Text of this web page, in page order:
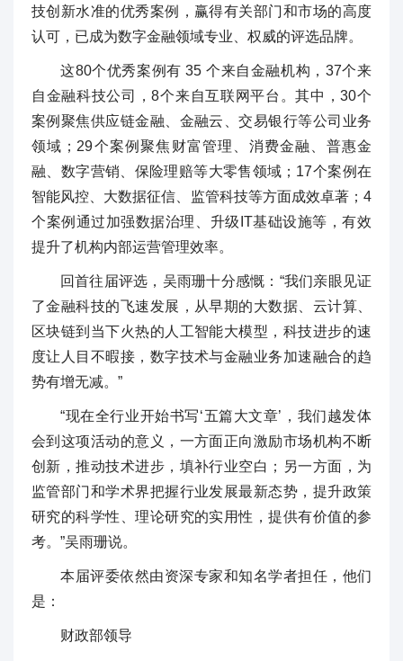
技创新水准的优秀案例，赢得有关部门和市场的高度
认可，已成为数字金融领域专业、权威的评选品牌。
这80个优秀案例有 35 个来自金融机构，37个来
自金融科技公司，8个来自互联网平台。其中，30个
案例聚焦供应链金融、金融云、交易银行等公司业务
领域；29个案例聚焦财富管理、消费金融、普惠金
融、数字营销、保险理赔等大零售领域；17个案例在
智能风控、大数据征信、监管科技等方面成效卓著；4
个案例通过加强数据治理、升级IT基础设施等，有效
提升了机构内部运营管理效率。
回首往届评选，吴雨珊十分感慨：“我们亲眼见证
了金融科技的飞速发展，从早期的大数据、云计算、
区块链到当下火热的人工智能大模型，科技进步的速
度让人目不暇接，数字技术与金融业务加速融合的趋
势有增无减。”
“现在全行业开始书写‘五篇大文章’，我们越发体
会到这项活动的意义，一方面正向激励市场机构不断
创新，推动技术进步，填补行业空白；另一方面，为
监管部门和学术界把握行业发展最新态势，提升政策
研究的科学性、理论研究的实用性，提供有价值的参
考。”吴雨珊说。
本届评委依然由资深专家和知名学者担任，他们
是：
财政部领导